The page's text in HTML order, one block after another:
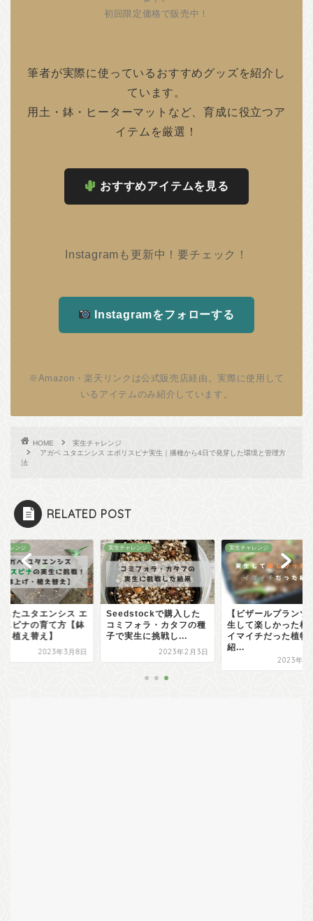
初回限定価格で販売中！
筆者が実際に使っているおすすめグッズを紹介し
ています。
用土・鉢・ヒーターマットなど、育成に役立つア
イテムを厳選！
おすすめアイテムを見る
Instagramも更新中！要チェック！
Instagramをフォローする
※Amazon・楽天リンクは公式販売店経由。実際に使用して
いるアイテムのみ紹介しています。
HOME
実生チャレンジ
アガベ ユタエンシス エボリスピナ実生｜播種から4日で発芽した環境と管理方
法
RELATED POST
ャレンジ
したユタエンシス エ
スピナの育て方【鉢
・植え替え】
2023年3月8日
実生チャレンジ
Seedstockで購入した
コミフォラ・カタフの種
子で実生に挑戦し...
2023年2月3日
実生チャレンジ
【ビザールプランツ
生して楽しかった植
イマイチだった植物
紹...
2023年11